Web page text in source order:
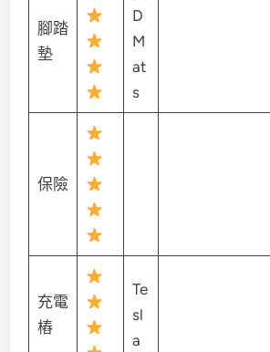
腳踏
墊
D
M
at
s
保險
充電
樁
Te
sl
a